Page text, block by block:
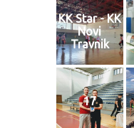
KK Star - KK
Novi
Travnik
17